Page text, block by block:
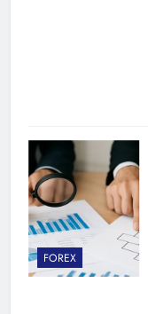
FOREX